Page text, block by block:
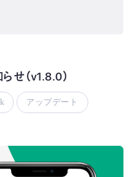
せ（v1.8.0）
アップデート